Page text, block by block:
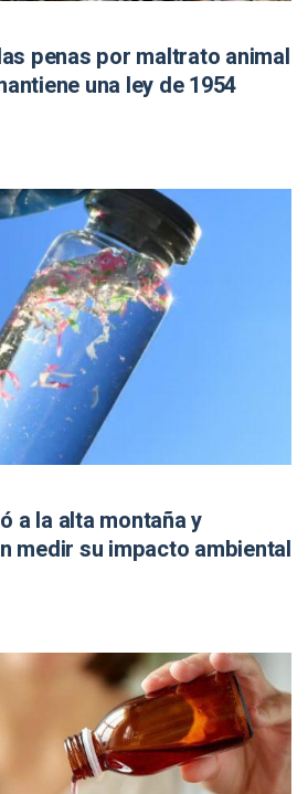
penas por maltrato animal
una ley de 1954
a la alta montaña y
medir su impacto ambiental